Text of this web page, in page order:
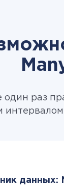
один раз
данных: